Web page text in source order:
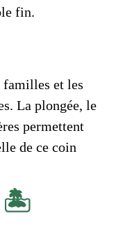
fin.
et les
La plongée, le
permettent
de ce coin
🏝️